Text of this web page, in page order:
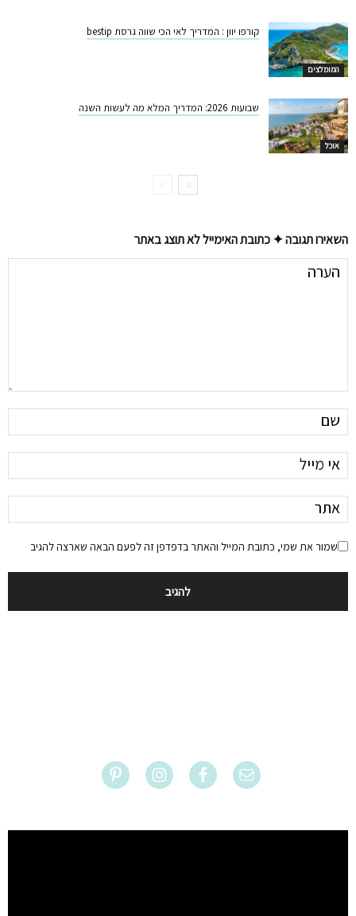
המומלצים
קורפו יוון : המדריך לאי הכי שווה גרסת bestip
אוכל
שבועות 2026: המדריך המלא מה לעשות השנה
השאירו תגובה ✦ כתובת האימייל לא תוצג באתר
שמור את שמי, כתובת המייל והאתר בדפדפן זה לפעם הבאה שארצה להגיב